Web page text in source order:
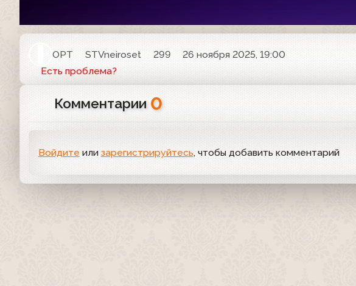
ОРТ STVneiroset 299
26 ноября 2025, 19:00
Есть проблема?
Комментарии 0
Войдите или зарегистрируйтесь, чтобы добавить комментарий